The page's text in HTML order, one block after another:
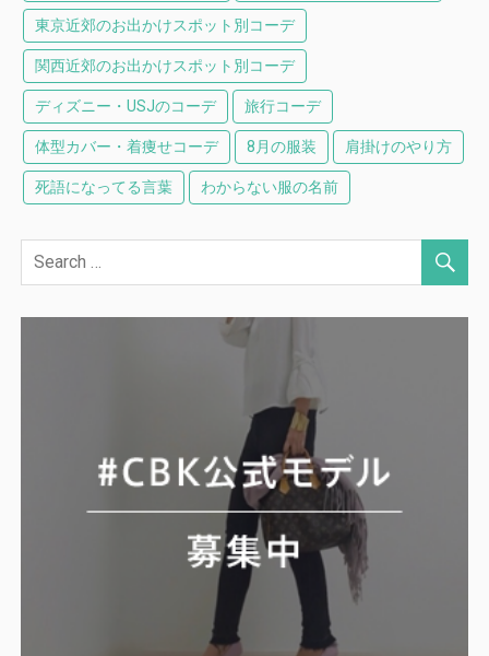
東京近郊のお出かけスポット別コーデ
関西近郊のお出かけスポット別コーデ
ディズニー・USJのコーデ 旅行コーデ
体型カバー・着痩せコーデ 8月の服装 肩掛けのやり方
死語になってる言葉 わからない服の名前